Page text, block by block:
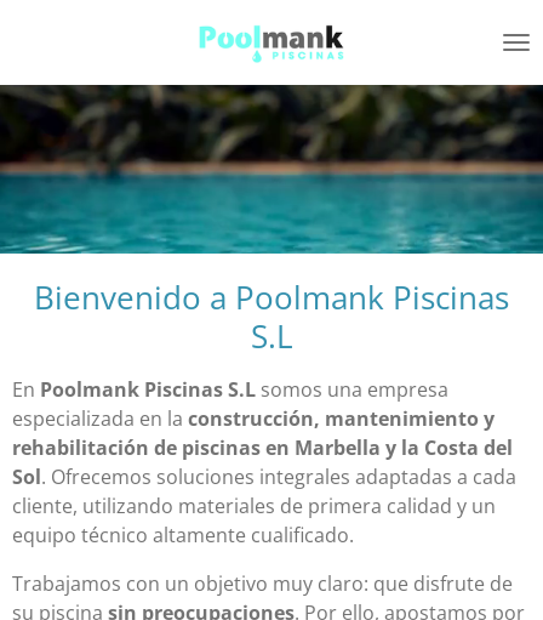
contenido
principal
Bienvenido a Poolmank Piscinas
S.L
En Poolmank Piscinas S.L somos una empresa
especializada en la construcción, mantenimiento y
rehabilitación de piscinas en Marbella y la Costa del
Sol. Ofrecemos soluciones integrales adaptadas a cada
cliente, utilizando materiales de primera calidad y un
equipo técnico altamente cualificado.
Trabajamos con un objetivo muy claro: que disfrute de
su piscina sin preocupaciones. Por ello, apostamos por